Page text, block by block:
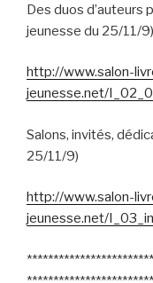
Des duos d’auteurs
jeunesse du 25/11/9)
http://www.salon-
jeunesse.net/
Salons, invités,
25/11/9)
http://www.salon-
jeunesse.net/